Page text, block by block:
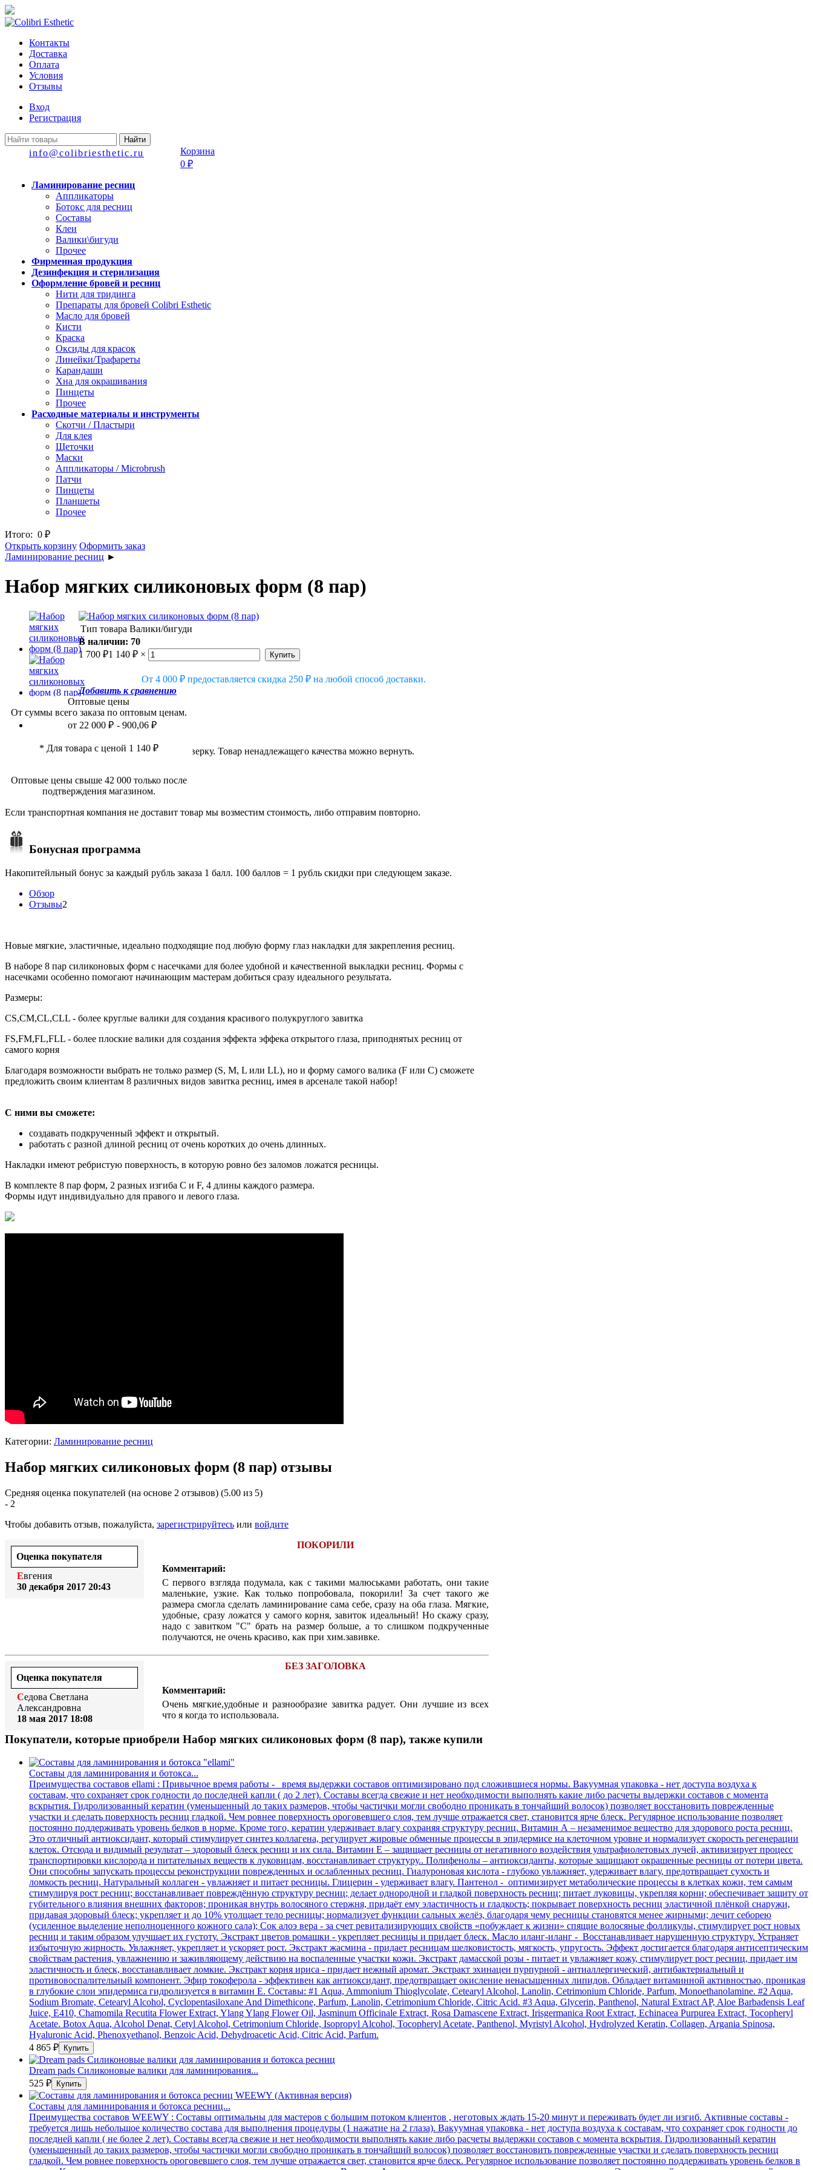
Контакты
Доставка
Оплата
Условия
Отзывы
Вход
Регистрация
Найти
info@colibriesthetic.ru
Корзина
0 ₽
Ламинирование ресниц
Аппликаторы
Ботокс для ресниц
Составы
Клеи
Валики\бигуди
Прочее
Фирменная продукция
Дезинфекция и стерилизация
Оформление бровей и ресниц
Нити для тридинга
Препараты для бровей Colibri Esthetic
Масло для бровей
Кисти
Краска
Оксиды для красок
Линейки/Трафареты
Карандаши
Хна для окрашивания
Пинцеты
Прочее
Расходные материалы и инструменты
Скотчи / Пластыри
Для клея
Щеточки
Маски
Аппликаторы / Microbrush
Патчи
Пинцеты
Планшеты
Прочее
Итого: 0 ₽
Открыть корзину Оформить заказ
Ламинирование ресниц ►
Набор мягких силиконовых форм (8 пар)
Тип товара Валики/бигуди
В наличии: 70
1 700 ₽1 140 ₽ ×
От 4 000 ₽ предоставляется скидка 250 ₽ на любой способ доставки.
Добавить к сравнению
Оптовые цены
От суммы всего заказа по оптовым ценам.
от 22 000 ₽ - 900,06 ₽
* Для товара с ценой 1 140 ₽
Оптовые цены свыше 42 000 только после
подтверждения магазином.
Проверка качества
Каждая покупка проходит обязательную проверку. Товар ненадлежащего качества можно вернуть.
Гарантированная доставка
Если транспортная компания не доставит товар мы возместим стоимость, либо отправим повторно.
Бонусная программа
Накопитейльный бонус за каждый рубль заказа 1 балл. 100 баллов = 1 рубль скидки при следующем заказе.
Обзор
Отзывы2
Новые мягкие, эластичные, идеально подходящие под любую форму глаз накладки для закрепления ресниц.
В наборе 8 пар силиконовых форм с насечками для более удобной и качественной выкладки ресниц. Формы с
насечками особенно помогают начинающим мастерам добиться сразу идеального результата.
Размеры:
СS,CM,CL,CLL - более круглые валики для создания красивого полукруглого завитка
FS,FM,FL,FLL - более плоские валики для создания эффекта эффека открытого глаза, приподнятых ресниц от
самого корня
Благодаря возможности выбрать не только размер (S, M, L или LL), но и форму самого валика (F или С) сможете
предложить своим клиентам 8 различных видов завитка ресниц, имея в арсенале такой набор!
С ними вы сможете:
создавать подкрученный эффект и открытый.
работать с разной длиной ресниц от очень коротких до очень длинных.
Накладки имеют ребристую поверхность, в которую ровно без заломов ложатся ресницы.
В комплекте 8 пар форм, 2 разных изгиба С и F, 4 длины каждого размера.
Формы идут индивидуально для правого и левого глаза.
Категории: Ламинирование ресниц
Набор мягких силиконовых форм (8 пар) отзывы
Средняя оценка покупателей (на основе 2 отзывов) (5.00 из 5)
- 2
Чтобы добавить отзыв, пожалуйста, зарегистрируйтесь или войдите
Оценка покупателя
Евгения
30 декабря 2017 20:43
ПОКОРИЛИ
Комментарий:
С первого взгляда подумала, как с такими малюськами работать, они такие
маленькие, узкие. Как только попробовала, покорили! За счет такого же
размера смогла сделать ламинирование сама себе, сразу на оба глаза. Мягкие,
удобные, сразу ложатся у самого корня, завиток идеальный! Но скажу сразу,
надо с завитком "С" брать на размер больше, а то слишком подкрученные
получаются, не очень красиво, как при хим.завивке.
Оценка покупателя
Седова Светлана
Александровна
18 мая 2017 18:08
БЕЗ ЗАГОЛОВКА
Комментарий:
Очень мягкие,удобные и разнообразие завитка радует. Они лучшие из всех
что я когда то использовала.
Покупатели, которые приобрели Набор мягких силиконовых форм (8 пар), также купили
Составы для ламинирования и ботокса...
Преимущества составов ellami : Привычное время работы - время выдержки составов оптимизировано под сложившиеся нормы. Вакуумная упаковка - нет доступа воздуха к
составам, что сохраняет срок годности до последней капли ( до 2 лет). Составы всегда свежие и нет необходимости выполнять какие либо расчеты выдержки составов с момента
вскрытия. Гидролизованный кератин (уменьшенный до таких размеров, чтобы частички могли свободно проникать в тончайший волосок) позволяет восстановить поврежденные
участки и сделать поверхность ресниц гладкой. Чем ровнее поверхность ороговевшего слоя, тем лучше отражается свет, становится ярче блеск. Регулярное использование позволяет
постоянно поддерживать уровень белков в норме. Кроме того, кератин удерживает влагу сохраняя структуру ресниц. Витамин А – незаменимое вещество для здорового роста ресниц.
Это отличный антиоксидант, который стимулирует синтез коллагена, регулирует жировые обменные процессы в эпидермисе на клеточном уровне и нормализует скорость регенерации
клеток. Отсюда и видимый результат – здоровый блеск ресниц и их сила. Витамин Е – защищает ресницы от негативного воздействия ультрафиолетовых лучей, активизирует процесс
транспортировки кислорода и питательных веществ к луковицам, восстанавливает структуру.. Полифенолы – антиоксиданты, которые защищают окрашенные ресницы от потери цвета.
Они способны запускать процессы реконструкции поврежденных и ослабленных ресниц. Гиалуроновая кислота - глубоко увлажняет, удерживает влагу, предотвращает сухость и
ломкость ресниц. Натуральный коллаген - увлажняет и питает ресницы. Глицерин - удерживает влагу. Пантенол - оптимизирует метаболические процессы в клетках кожи, тем самым
стимулируя рост ресниц; восстанавливает повреждённую структуру ресниц; делает однородной и гладкой поверхность ресниц; питает луковицы, укрепляя корни; обеспечивает защиту от
губительного влияния внешних факторов; проникая внутрь волосяного стержня, придаёт ему эластичность и гладкость; покрывает поверхность ресниц эластичной плёнкой снаружи,
придавая здоровый блеск; укрепляет и до 10% утолщает тело ресницы; нормализует функции сальных желёз, благодаря чему ресницы становятся менее жирными; лечит себорею
(усиленное выделение неполноценного кожного сала); Сок алоэ вера - за счет ревитализирующих свойств «побуждает к жизни» спящие волосяные фолликулы, стимулирует рост новых
ресниц и таким образом улучшает их густоту. Экстракт цветов ромашки - укрепляет ресницы и придает блеск. Масло иланг-иланг - Восстанавливает нарушенную структуру. Устраняет
избыточную жирность. Увлажняет, укрепляет и ускоряет рост. Экстракт жасмина - придает ресницам шелковистость, мягкость, упругость. Эффект достигается благодаря антисептическим
свойствам растения, увлажнению и заживляющему действию на воспаленные участки кожи. Экстракт дамасской розы - питает и увлажняет кожу, стимулирует рост ресниц, придает им
эластичность и блеск, восстанавливает ломкие. Экстракт корня ириса - придает нежный аромат. Экстракт эхинацеи пурпурной - антиаллергический, антибактериальный и
противовоспалительный компонент. Эфир токоферола - эффективен как антиоксидант, предотвращает окисление ненасыщенных липидов. Обладает витаминной активностью, проникая
в глубокие слои эпидермиса гидролизуется в витамин Е. Составы: #1 Aqua, Ammonium Thioglycolate, Cetearyl Alcohol, Lanolin, Cetrimonium Chloride, Parfum, Monoethanolamine. #2 Aqua,
Sodium Bromate, Cetearyl Alcohol, Cyclopentasiloxane And Dimethicone, Parfum, Lanolin, Cetrimonium Chloride, Citric Acid. #3 Aqua, Glycerin, Panthenol, Natural Extract AP, Aloe Barbadensis Leaf
Juice, Е410, Chamomila Recutita Flower Extract, Ylang Ylang Flower Oil, Jasminum Officinale Extract, Rosa Damascene Extract, Irisgermanica Root Extract, Echinacea Рurpurea Extract, Tocopheryl
Acetate. Botox Aqua, Alcohol Denat, Cetyl Alcohol, Cetrimonium Chloride, Isopropyl Alcohol, Tocopheryl Acetate, Panthenol, Myristyl Alcohol, Hydrolyzed Keratin, Collagen, Argania Spinosa,
Hyaluronic Acid, Phenoxyethanol, Benzoic Acid, Dehydroacetic Acid, Citric Acid, Parfum.
4 865 ₽
Dream pads Силиконовые валики для ламинирования...
525 ₽
Составы для ламинирования и ботокса ресниц...
Преимущества составов WEEWY : Составы оптимальны для мастеров с большим потоком клиентов , неготовых ждать 15-20 минут и переживать будет ли изгиб. Активные составы -
требуется лишь небольшое количество состава для выполнения процедуры (1 нажатие на 2 глаза). Вакуумная упаковка - нет доступа воздуха к составам, что сохраняет срок годности до
последней капли ( не более 2 лет). Составы всегда свежие и нет необходимости выполнять какие либо расчеты выдержки составов с момента вскрытия. Гидролизованный кератин
(уменьшенный до таких размеров, чтобы частички могли свободно проникать в тончайший волосок) позволяет восстановить поврежденные участки и сделать поверхность ресниц
гладкой. Чем ровнее поверхность ороговевшего слоя, тем лучше отражается свет, становится ярче блеск. Регулярное использование позволяет постоянно поддерживать уровень белков в